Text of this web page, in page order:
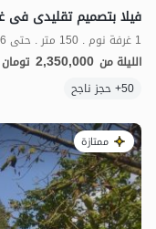
فیلا بتصمیم تقلیدی فی
1 غرفة نوم . 150 متر . حتى 6 ضيف
الليلة من 2,350,000 تومان
50+ حجز ناجح
ممتازة